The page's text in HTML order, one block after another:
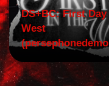
DS+BC: First
West